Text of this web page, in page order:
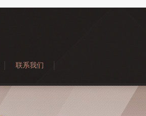
联系我们